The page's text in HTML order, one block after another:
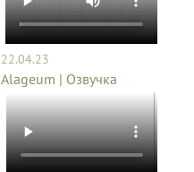
22.04.23
Alageum | Озвучка